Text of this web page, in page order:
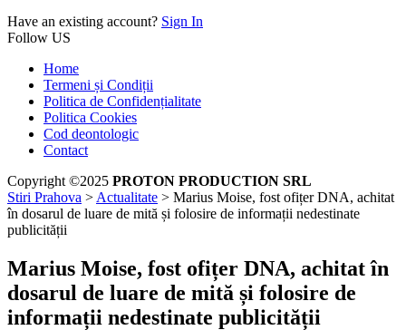
Have an existing account? Sign In
Follow US
Home
Termeni și Condiții
Politica de Confidențialitate
Politica Cookies
Cod deontologic
Contact
Copyright ©2025 PROTON PRODUCTION SRL
Stiri Prahova > Actualitate > Marius Moise, fost ofițer DNA, achitat
în dosarul de luare de mită și folosire de informații nedestinate
publicității
Marius Moise, fost ofițer DNA, achitat în
dosarul de luare de mită și folosire de
informații nedestinate publicității